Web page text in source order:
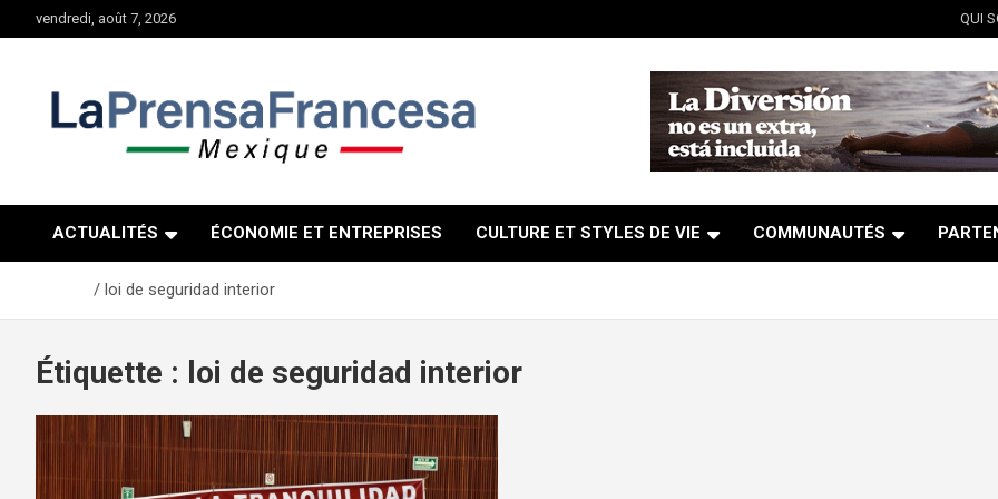
au
vendredi, août 7, 2026 QUI
ACTUALITÉS ÉCONOMIE ET ENTREPRISES CULTURE ET STYLES DE VIE COMMUNAUTÉS
loi de seguridad interior
Étiquette : loi de seguridad interior